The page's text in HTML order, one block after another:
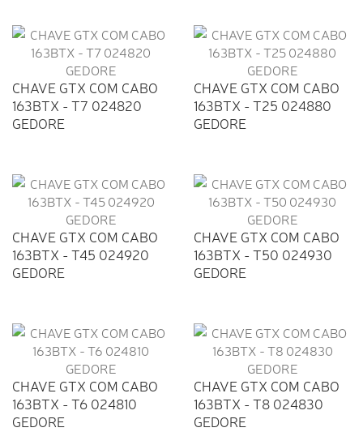
CHAVE GTX COM CABO
163BTX - T7 024820
GEDORE
CHAVE GTX COM CABO
163BTX - T25 024880
GEDORE
CHAVE GTX COM CABO
163BTX - T45 024920
GEDORE
CHAVE GTX COM CABO
163BTX - T50 024930
GEDORE
CHAVE GTX COM CABO
163BTX - T6 024810
GEDORE
CHAVE GTX COM CABO
163BTX - T8 024830
GEDORE